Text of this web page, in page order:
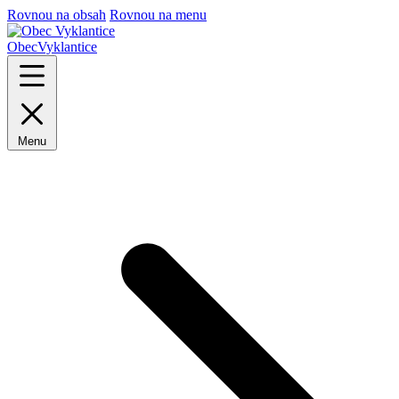
Rovnou na obsah Rovnou na menu
ObecVyklantice
Menu